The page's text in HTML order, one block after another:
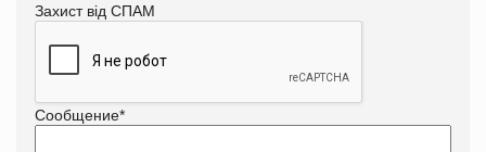
Захист від СПАМ
Сообщение*